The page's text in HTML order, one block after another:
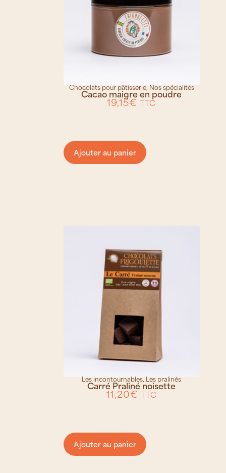
Chocolats pour pâtisserie, Nos spécialités
Cacao maigre en poudre
19,15€ TTC
Ajouter au panier
Les incontournables, Les pralinés
Carré Praliné noisette
11,20€ TTC
Ajouter au panier